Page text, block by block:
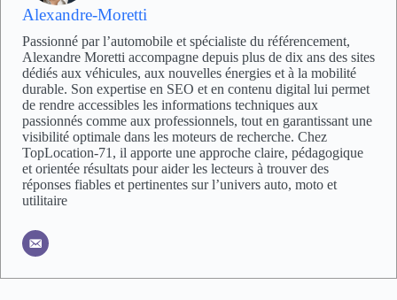
Alexandre-Moretti
Passionné par l’automobile et spécialiste du référencement,
Alexandre Moretti accompagne depuis plus de dix ans des sites
dédiés aux véhicules, aux nouvelles énergies et à la mobilité
durable. Son expertise en SEO et en contenu digital lui permet
de rendre accessibles les informations techniques aux
passionnés comme aux professionnels, tout en garantissant une
visibilité optimale dans les moteurs de recherche. Chez
TopLocation-71, il apporte une approche claire, pédagogique
et orientée résultats pour aider les lecteurs à trouver des
réponses fiables et pertinentes sur l’univers auto, moto et
utilitaire